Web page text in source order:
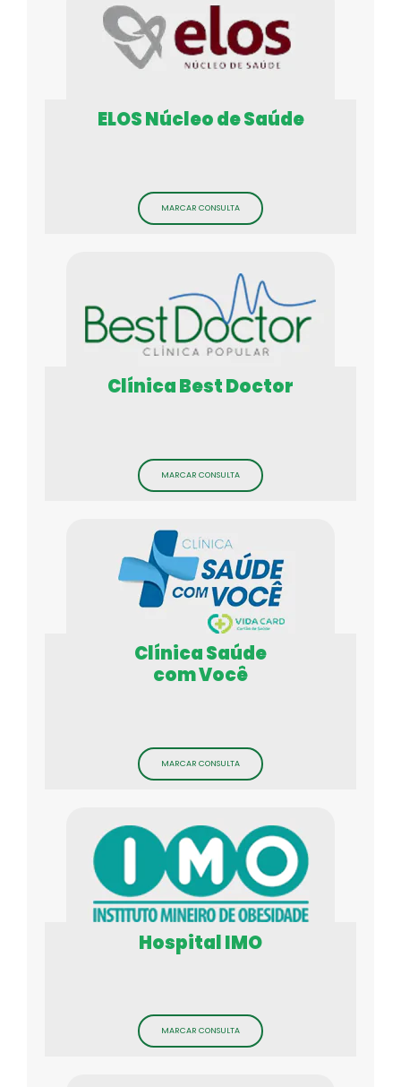
ELOS Núcleo de Saúde
MARCAR CONSULTA
Clínica Best Doctor
MARCAR CONSULTA
Clínica Saúde
com Você
MARCAR CONSULTA
Hospital IMO
MARCAR CONSULTA